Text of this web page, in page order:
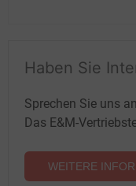
Haben Sie
Sprechen Sie uns
Das E&M-
WEITERE